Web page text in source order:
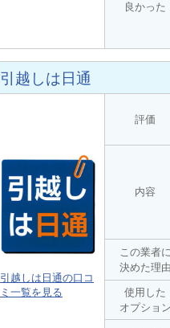
良かった
引越しは日通
引越しは日通の口コ
ミ一覧を見る
評価
内容
この業者
決めた理
使用した
オプショ